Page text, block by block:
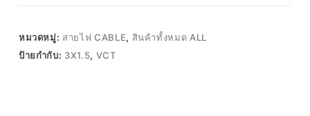
หมวดหมู่: สายไฟ CABLE, สินค้าทั้งหมด ALL
ป้ายกำกับ: 3X1.5, VCT